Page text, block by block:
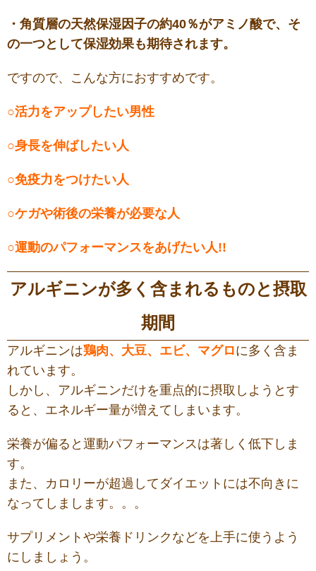
・角質層の天然保湿因子の約40％がアミノ酸で、そ
の一つとして保湿効果も期待されます。
ですので、こんな方におすすめです。
○活力をアップしたい男性
○身長を伸ばしたい人
○免疫力をつけたい人
○ケガや術後の栄養が必要な人
○運動のパフォーマンスをあげたい人!!
アルギニンが多く含まれるものと摂取
期間
アルギニンは鶏肉、大豆、エビ、マグロに多く含ま
れています。
しかし、アルギニンだけを重点的に摂取しようとす
ると、エネルギー量が増えてしまいます。
栄養が偏ると運動パフォーマンスは著しく低下しま
す。
また、カロリーが超過してダイエットには不向きに
なってしまします。。。
サプリメントや栄養ドリンクなどを上手に使うよう
にしましょう。